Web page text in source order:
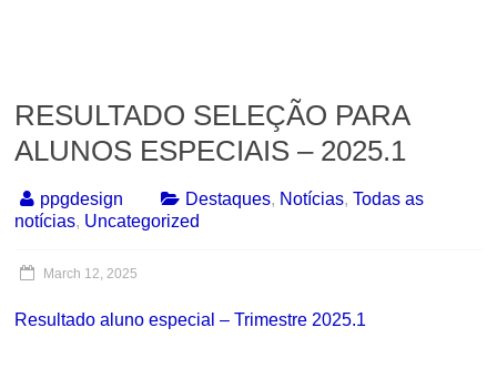
RESULTADO SELEÇÃO PARA
ALUNOS ESPECIAIS – 2025.1
ppgdesign Destaques, Notícias,Todas as
notícias, Uncategorized
March 12, 2025
Resultado aluno especial – Trimestre 2025.1